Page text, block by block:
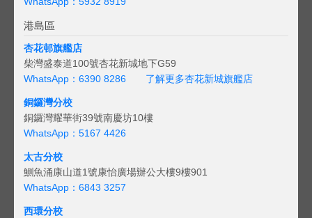
港島區
杏花邨旗艦店
柴灣盛泰道100號杏花新城地下G59
WhatsApp：6390 8286
了解更多杏花新城旗艦店
銅鑼灣分校
銅鑼灣耀華街39號南慶坊10樓
WhatsApp：5167 4426
太古分校
鰂魚涌康山道1號康怡廣場辦公大樓9樓901
WhatsApp：6843 3257
西環分校